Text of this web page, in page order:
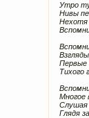
Утро
Нивы
Нехотя
Первые
Тихого
Многое
Слушая
Глядя